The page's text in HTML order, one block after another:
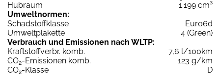
Hubraum
1.199 cm³
Umweltnormen:
Schadstoffklasse
Euro6d
Umweltplakette
4 (Green)
Verbrauch und Emissionen nach WLTP:
Kraftstoffverbr. komb.
7,6 l/100km
CO2-Emissionen komb.
123 g/km
CO2-Klasse
D